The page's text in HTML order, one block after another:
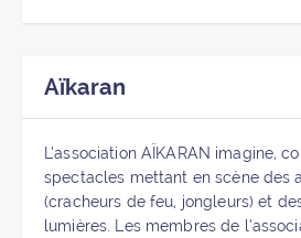
Aïkaran
L’association AÏKARAN imagine,
spectacles mettant en scène des
(cracheurs de feu, jongleurs) et
lumières. Les membres de